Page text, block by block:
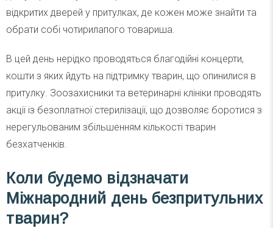
відкритих дверей у притулках, де кожен може знайти та
обрати собі чотирилапого товариша.
В цей день нерідко проводяться благодійні концерти,
кошти з яких йдуть на підтримку тварин, що опинилися в
притулку. Зоозахисники та ветеринарні клініки проводять
акції із безоплатної стерилізації, що дозволяє боротися з
нерегульованим збільшенням кількості тварин
безхатченків.
Коли будемо відзначати
Міжнародний день безпритульних
тварин?